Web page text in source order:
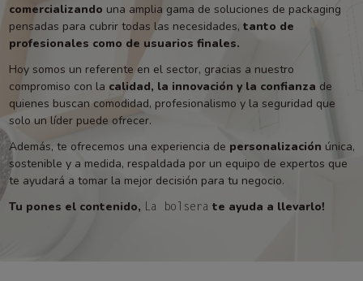
comercializando una amplia gama de soluciones de packaging
pensadas para cubrir todas las necesidades, tanto de
profesionales como de usuarios finales.
Hoy somos un referente en el sector, gracias a nuestro
compromiso con la calidad, la innovación y la confianza de
quienes buscan comodidad, profesionalismo y la seguridad que
solo un líder puede ofrecer.
Además, te ofrecemos una experiencia de personalización única,
sostenible y a medida, respaldada por un equipo de expertos que
te ayudará a tomar la mejor decisión para tu negocio.
Tu pones el contenido, La bolsera te ayuda a llevarlo!